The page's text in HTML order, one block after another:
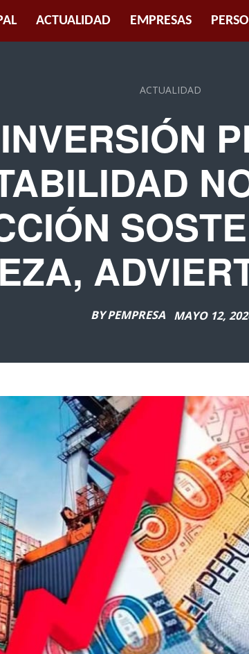
ACTUALIDAD EMPRESAS
ACTUALIDAD
BYPEMPRESA MAYO 12,